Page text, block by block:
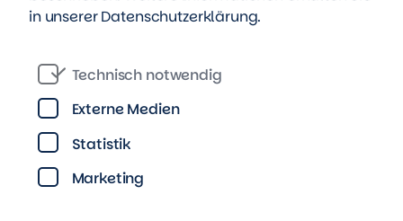
Mehr Informationen zum Standort Zeitz
Kontakt
in unsererDatenschutzerklärung.
Technisch notwendig
Externe Medien
Statistik
Marketing